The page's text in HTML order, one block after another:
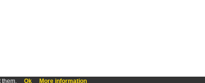
them. Ok More information